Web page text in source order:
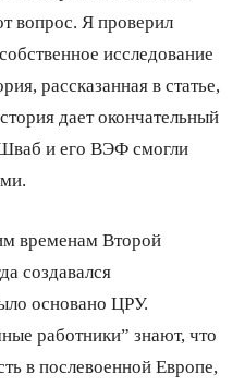
вопрос. Я проверил
исследование
рассказанная в статье,
дает окончательный
Шваб и его ВЭФ смогли
временам Второй
создавался
основано ЦРУ.
работники” знают, что
в послевоенной Европе,